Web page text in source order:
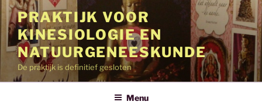
Ga
naar
de
inhoud
PRAKTIJK VOOR
KINESIOLOGIE EN
NATUURGENEESKUNDE
De praktijk is definitief gesloten
Menu